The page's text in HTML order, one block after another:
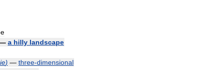
a hilly landscape
) — three-dimensional